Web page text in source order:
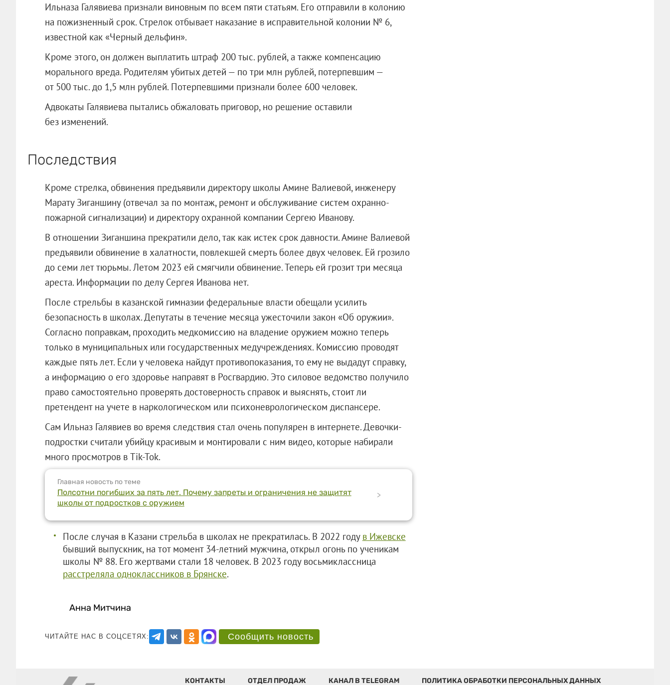
Ильназа Галявиева признали виновным по всем пяти статьям. Его отправили в колонию
на пожизненный срок. Стрелок отбывает наказание в исправительной колонии № 6,
известной как «Черный дельфин».
Кроме этого, он должен выплатить штраф 200 тыс. рублей, а также компенсацию
морального вреда. Родителям убитых детей — по три млн рублей, потерпевшим —
от 500 тыс. до 1,5 млн рублей. Потерпевшими признали более 600 человек.
Адвокаты Галявиева пытались обжаловать приговор, но решение оставили
без изменений.
Последствия
Кроме стрелка, обвинения предъявили директору школы Амине Валиевой, инженеру
Марату Зиганшину (отвечал за по монтаж, ремонт и обслуживание систем охранно-
пожарной сигнализации) и директору охранной компании Сергею Иванову.
В отношении Зиганшина прекратили дело, так как истек срок давности. Амине Валиевой
предъявили обвинение в халатности, повлекшей смерть более двух человек. Ей грозило
до семи лет тюрьмы. Летом 2023 ей смягчили обвинение. Теперь ей грозит три месяца
ареста. Информации по делу Сергея Иванова нет.
После стрельбы в казанской гимназии федеральные власти обещали усилить
безопасность в школах. Депутаты в течение месяца ужесточили закон «Об оружии».
Согласно поправкам, проходить медкомиссию на владение оружием можно теперь
только в муниципальных или государственных медучреждениях. Комиссию проводят
каждые пять лет. Если у человека найдут противопоказания, то ему не выдадут справку,
а информацию о его здоровье направят в Росгвардию. Это силовое ведомство получило
право самостоятельно проверять достоверность справок и выяснять, стоит ли
претендент на учете в наркологическом или психоневрологическом диспансере.
Сам Ильназ Галявиев во время следствия стал очень популярен в интернете. Девочки-
подростки считали убийцу красивым и монтировали с ним видео, которые набирали
много просмотров в Tik-Tok.
Главная новость по теме
Полсотни погибших за пять лет. Почему запреты и ограничения не защитят
школы от подростков с оружием
>
После случая в Казани стрельба в школах не прекратилась. В 2022 году в Ижевске
бывший выпускник, на тот момент 34-летний мужчина, открыл огонь по ученикам
школы № 88. Его жертвами стали 18 человек. В 2023 году восьмиклассница
расстреляла одноклассников в Брянске.
Анна Митчина
ЧИТАЙТЕ НАС В СОЦСЕТЯХ: Сообщить новость
КОНТАКТЫ ОТДЕЛ ПРОДАЖ КАНАЛ В TELEGRAM ПОЛИТИКА ОБРАБОТКИ ПЕРСОНАЛЬНЫХ ДАННЫХ